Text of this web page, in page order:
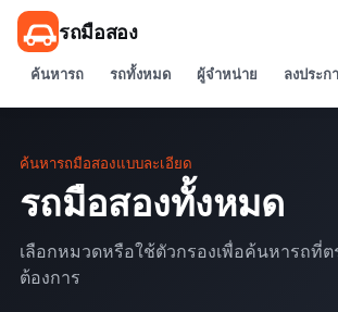
รถมือสอง
ค้นหารถ รถทั้งหมด ผู้จำหน่าย ลงประก
ค้นหารถมือสองแบบละเอียด
รถมือสองทั้งหมด
เลือกหมวดหรือใช้ตัวกรองเพื่อค้นหารถที่ต
ต้องการ